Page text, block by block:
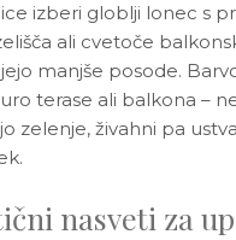
izberi globlji lonec s
ali cvetoče
manjše posode.
terase ali balkona –
zelenje, živahni pa
nasveti za